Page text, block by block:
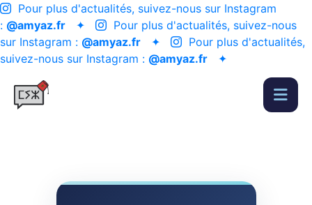
Pour plus d'actualités, suivez-nous sur Instagram
: @amyaz.fr ✦
Pour plus d'actualités, suivez-nous
sur Instagram : @amyaz.fr ✦
Pour plus d'actualités,
suivez-nous sur Instagram : @amyaz.fr ✦